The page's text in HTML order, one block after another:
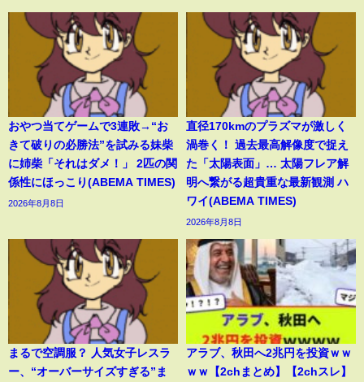
おやつ当てゲームで3連敗→“お
きて破りの必勝法”を試みる妹柴
に姉柴「それはダメ！」 2匹の関
係性にほっこり(ABEMA TIMES)
2026年8月8日
直径170kmのプラズマが激しく
渦巻く！ 過去最高解像度で捉え
た「太陽表面」… 太陽フレア解
明へ繋がる超貴重な最新観測 ハ
ワイ(ABEMA TIMES)
2026年8月8日
まるで空調服？ 人気女子レスラ
ー、“オーバーサイズすぎる”ま
アラブ、秋田へ2兆円を投資ｗｗ
ｗｗ【2chまとめ】【2chスレ】